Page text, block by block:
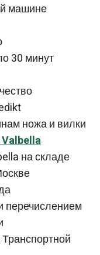
машине
30 минут
ножа и вилки
на складе
перечислением